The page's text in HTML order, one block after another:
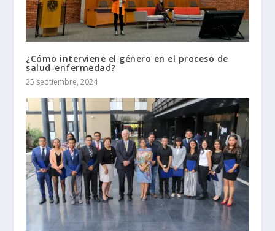
¿Cómo interviene el género en el proceso de
salud-enfermedad?
25 septiembre, 2024